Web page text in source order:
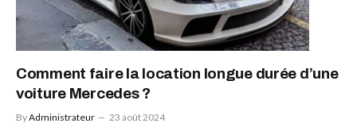
Comment faire la location longue durée d’une
voiture Mercedes ?
ByAdministrateur 23 août 2024